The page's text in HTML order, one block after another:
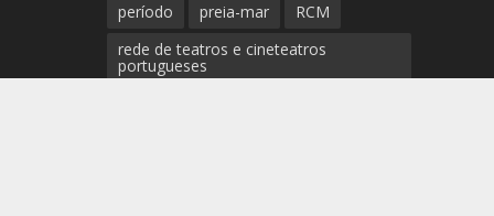
período
preia-mar
RCM
rede de teatros e cineteatros
portugueses